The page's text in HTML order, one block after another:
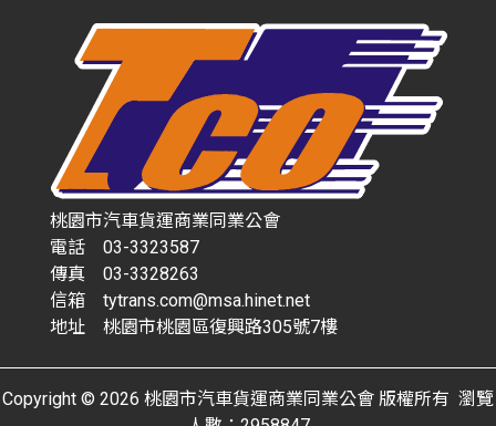
桃園市汽車貨運商業同業公會
電話 03-3323587
傳真 03-3328263
信箱 tytrans.com@msa.hinet.net
地址 桃園市桃園區復興路305號7樓
Copyright © 2026 桃園市汽車貨運商業同業公會 版權所有 瀏覽